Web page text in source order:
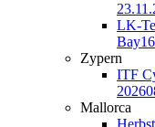
LK-
Bay
Zypern
ITF
2026
Mallorca